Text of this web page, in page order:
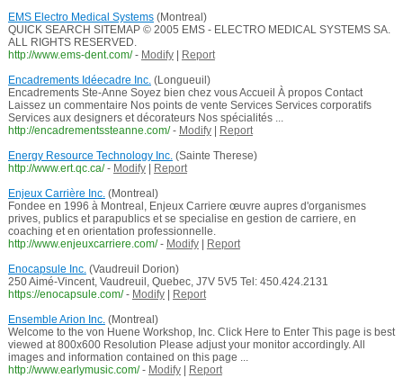
EMS Electro Medical Systems(Montreal)
QUICK SEARCH SITEMAP © 2005 EMS - ELECTRO MEDICAL SYSTEMS SA.
ALL RIGHTS RESERVED.
http://www.ems-dent.com/ - Modify|
Report
Encadrements Idéecadre Inc.(Longueuil)
Encadrements Ste-Anne Soyez bien chez vous Accueil À propos Contact
Laissez un commentaire Nos points de vente Services Services corporatifs
Services aux designers et décorateurs Nos spécialités ...
http://encadrementssteanne.com/ - Modify|
Report
Energy Resource Technology Inc.(Sainte Therese)
http://www.ert.qc.ca/ - Modify|
Report
Enjeux Carrière Inc.(Montreal)
Fondee en 1996 à Montreal, Enjeux Carriere œuvre aupres d'organismes
prives, publics et parapublics et se specialise en gestion de carriere, en
coaching et en orientation professionnelle.
http://www.enjeuxcarriere.com/ - Modify|
Report
Enocapsule Inc.(Vaudreuil Dorion)
250 Aimé-Vincent, Vaudreuil, Quebec, J7V 5V5 Tel: 450.424.2131
https://enocapsule.com/ - Modify|
Report
Ensemble Arion Inc.(Montreal)
Welcome to the von Huene Workshop, Inc. Click Here to Enter This page is best
viewed at 800x600 Resolution Please adjust your monitor accordingly. All
images and information contained on this page ...
http://www.earlymusic.com/ - Modify|
Report